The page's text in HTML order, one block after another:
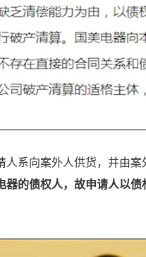
系向案外人供货，并由案
的债权人，故申请人以